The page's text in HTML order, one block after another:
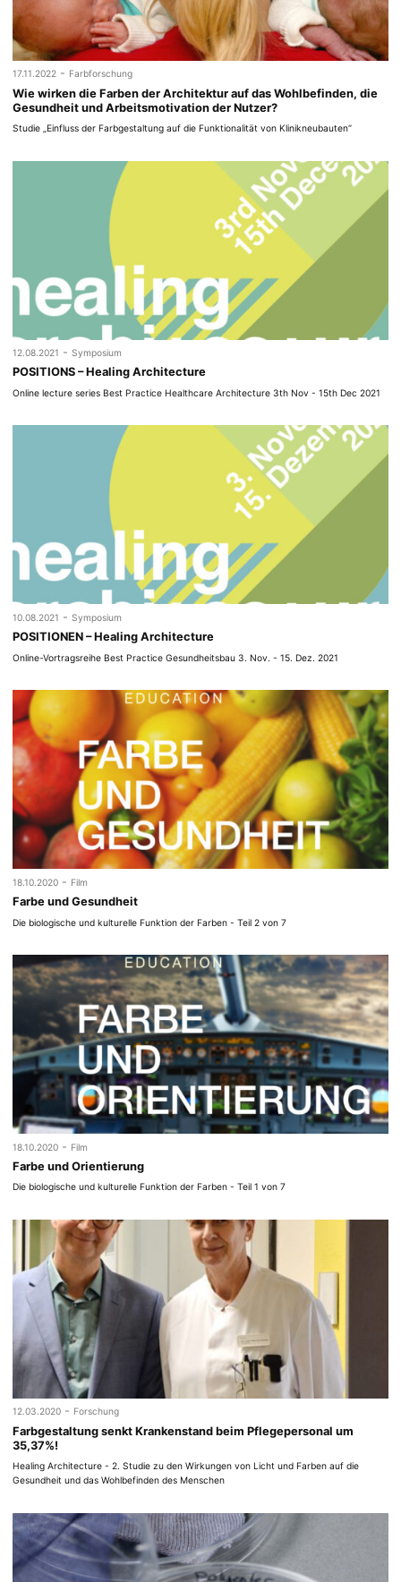
17.11.2022 - Farbforschung
Wie wirken die Farben der Architektur auf das Wohlbefinden, die
Gesundheit und Arbeitsmotivation der Nutzer?
Studie „Einfluss der Farbgestaltung auf die Funktionalität von Klinikneubauten“
12.08.2021 - Symposium
POSITIONS – Healing Architecture
Online lecture series Best Practice Healthcare Architecture 3th Nov - 15th Dec 2021
10.08.2021 - Symposium
POSITIONEN – Healing Architecture
Online-Vortragsreihe Best Practice Gesundheitsbau 3. Nov. - 15. Dez. 2021
18.10.2020 - Film
Farbe und Gesundheit
Die biologische und kulturelle Funktion der Farben - Teil 2 von 7
18.10.2020 - Film
Farbe und Orientierung
Die biologische und kulturelle Funktion der Farben - Teil 1 von 7
12.03.2020 - Forschung
Farbgestaltung senkt Krankenstand beim Pflegepersonal um
35,37%!
Healing Architecture - 2. Studie zu den Wirkungen von Licht und Farben auf die
Gesundheit und das Wohlbefinden des Menschen